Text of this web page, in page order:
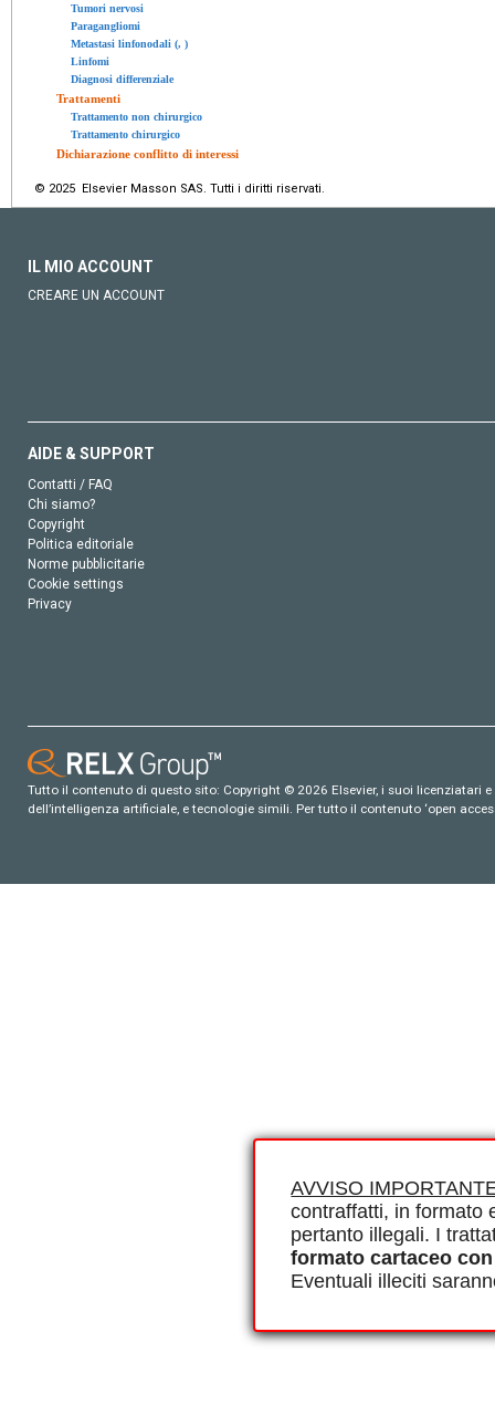
AVVISO
contraffatti, in formato
pertanto illegali. I
formato cartaceo
Eventuali illeciti
Tumori nervosi
Paragangliomi
Metastasi linfonodali (, )
Linfomi
Diagnosi differenziale
Trattamenti
Trattamento non chirurgico
Trattamento chirurgico
Dichiarazione conflitto di interessi
© 2025 Elsevier Masson SAS. Tutti i diritti riservati.
IL MIO ACCOUNT
CREARE UN ACCOUNT
AIDE & SUPPORT
Contatti / FAQ
Chi siamo?
Copyright
Politica editoriale
Norme pubblicitarie
Cookie settings
Privacy
Tutto il contenuto di questo sito: Copyright © 2026 Elsevier, i suoi
dell’intelligenza artificiale, e tecnologie simili. Per tutto il contenuto ‘open